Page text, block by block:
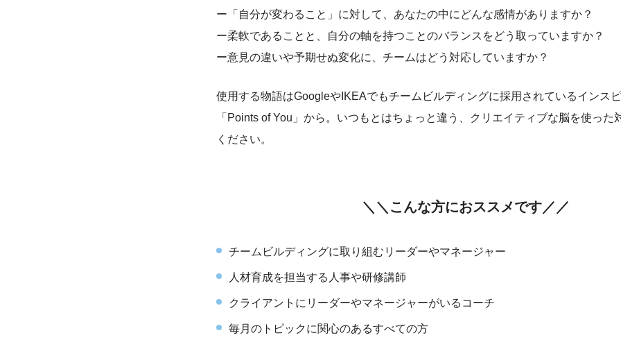
ー「自分が変わること」に対して、あなたの中にどんな感情がありますか？
ー柔軟であることと、自分の軸を持つことのバランスをどう取っていますか？
ー意見の違いや予期せぬ変化に、チームはどう対応していますか？
使用する物語はGoogleやIKEAでもチームビルディングに採用されているインス
「Points of You」から。いつもとはちょっと違う、クリエイティブな脳を使った
ください。
＼＼こんな方におススメです／／
チームビルディングに取り組むリーダーやマネージャー
人材育成を担当する人事や研修講師
クライアントにリーダーやマネージャーがいるコーチ
毎月のトピックに関心のあるすべての方